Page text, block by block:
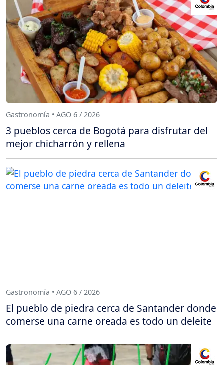
Gastronomía • AGO 6 / 2026
3 pueblos cerca de Bogotá para disfrutar del
mejor chicharrón y rellena
Gastronomía • AGO 6 / 2026
El pueblo de piedra cerca de Santander donde
comerse una carne oreada es todo un deleite